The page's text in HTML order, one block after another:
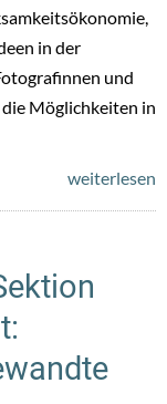
in der
und
Möglichkeiten in
weiterlesen